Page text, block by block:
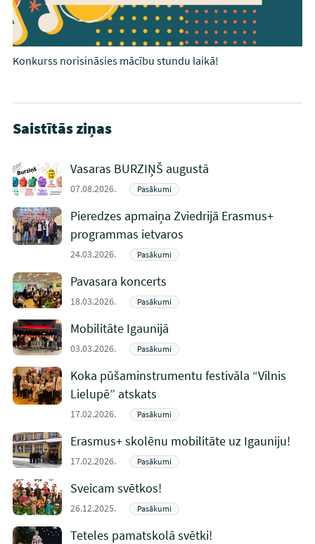
Konkurss norisināsies mācību stundu laikā!
Saistītās ziņas
Vasaras BURZIŅŠ augustā
07.08.2026. Pasākumi
Pieredzes apmaiņa Zviedrijā Erasmus+
programmas ietvaros
24.03.2026. Pasākumi
Pavasara koncerts
18.03.2026. Pasākumi
Mobilitāte Igaunijā
03.03.2026. Pasākumi
Koka pūšaminstrumentu festivāla “Vilnis
Lielupē” atskats
17.02.2026. Pasākumi
Erasmus+ skolēnu mobilitāte uz Igauniju!
17.02.2026. Pasākumi
Sveicam svētkos!
26.12.2025. Pasākumi
Teteles pamatskolā svētki!